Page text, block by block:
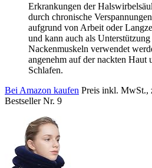
Erkrankungen der
durch chronische
aufgrund von Arbeit oder
und kann auch als
Nackenmuskeln verwendet
angenehm auf der nackten Haut
Schlafen.
Bei Amazon kaufen Preis inkl. MwSt.,
Bestseller Nr. 9